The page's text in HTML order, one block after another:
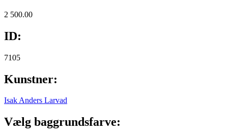
2 500.00
ID:
7105
Kunstner:
Isak Anders Larvad
Vælg baggrundsfarve: